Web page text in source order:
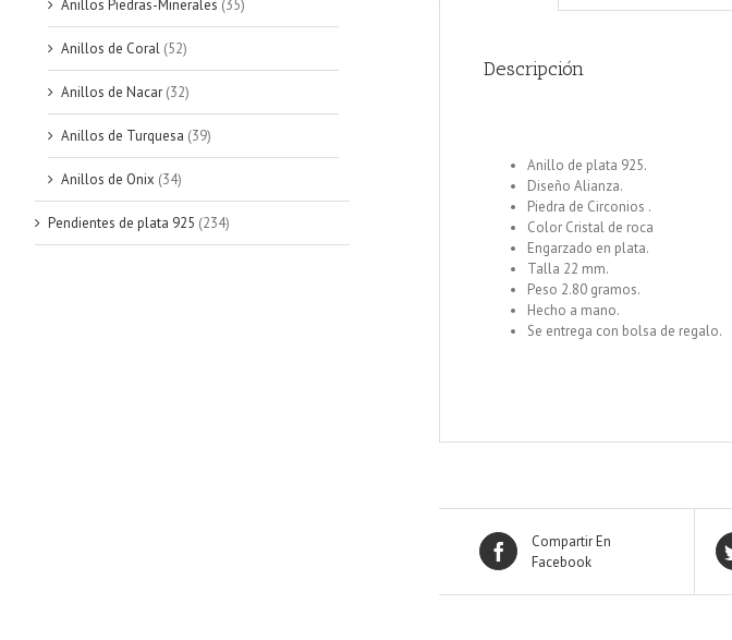
Descripción
Anillo de plata 925.
Diseño Alianza.
Piedra de Circonios .
Color Cristal de roca
Engarzado en plata.
Talla 22 mm.
Peso 2.80 gramos.
Hecho a mano.
Se entrega con bolsa de regalo.
Compartir En
Facebook
Anillos Piedras-Minerales (35)
Anillos de Coral (52)
Anillos de Nacar (32)
Anillos de Turquesa (39)
Anillos de Onix (34)
Pendientes de plata 925 (234)